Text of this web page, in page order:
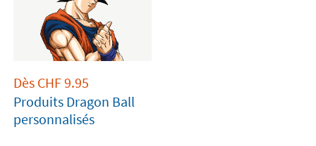
Dès CHF9.95
Produits Dragon Ball
personnalisés